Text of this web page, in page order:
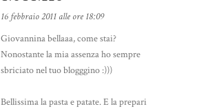
16 febbraio 2011 alle ore 18:09
Giovannina bellaaa, come stai?
Nonostante la mia assenza ho sempre
sbriciato nel tuo blogggino :)))
Bellissima la pasta e patate. E la prepari